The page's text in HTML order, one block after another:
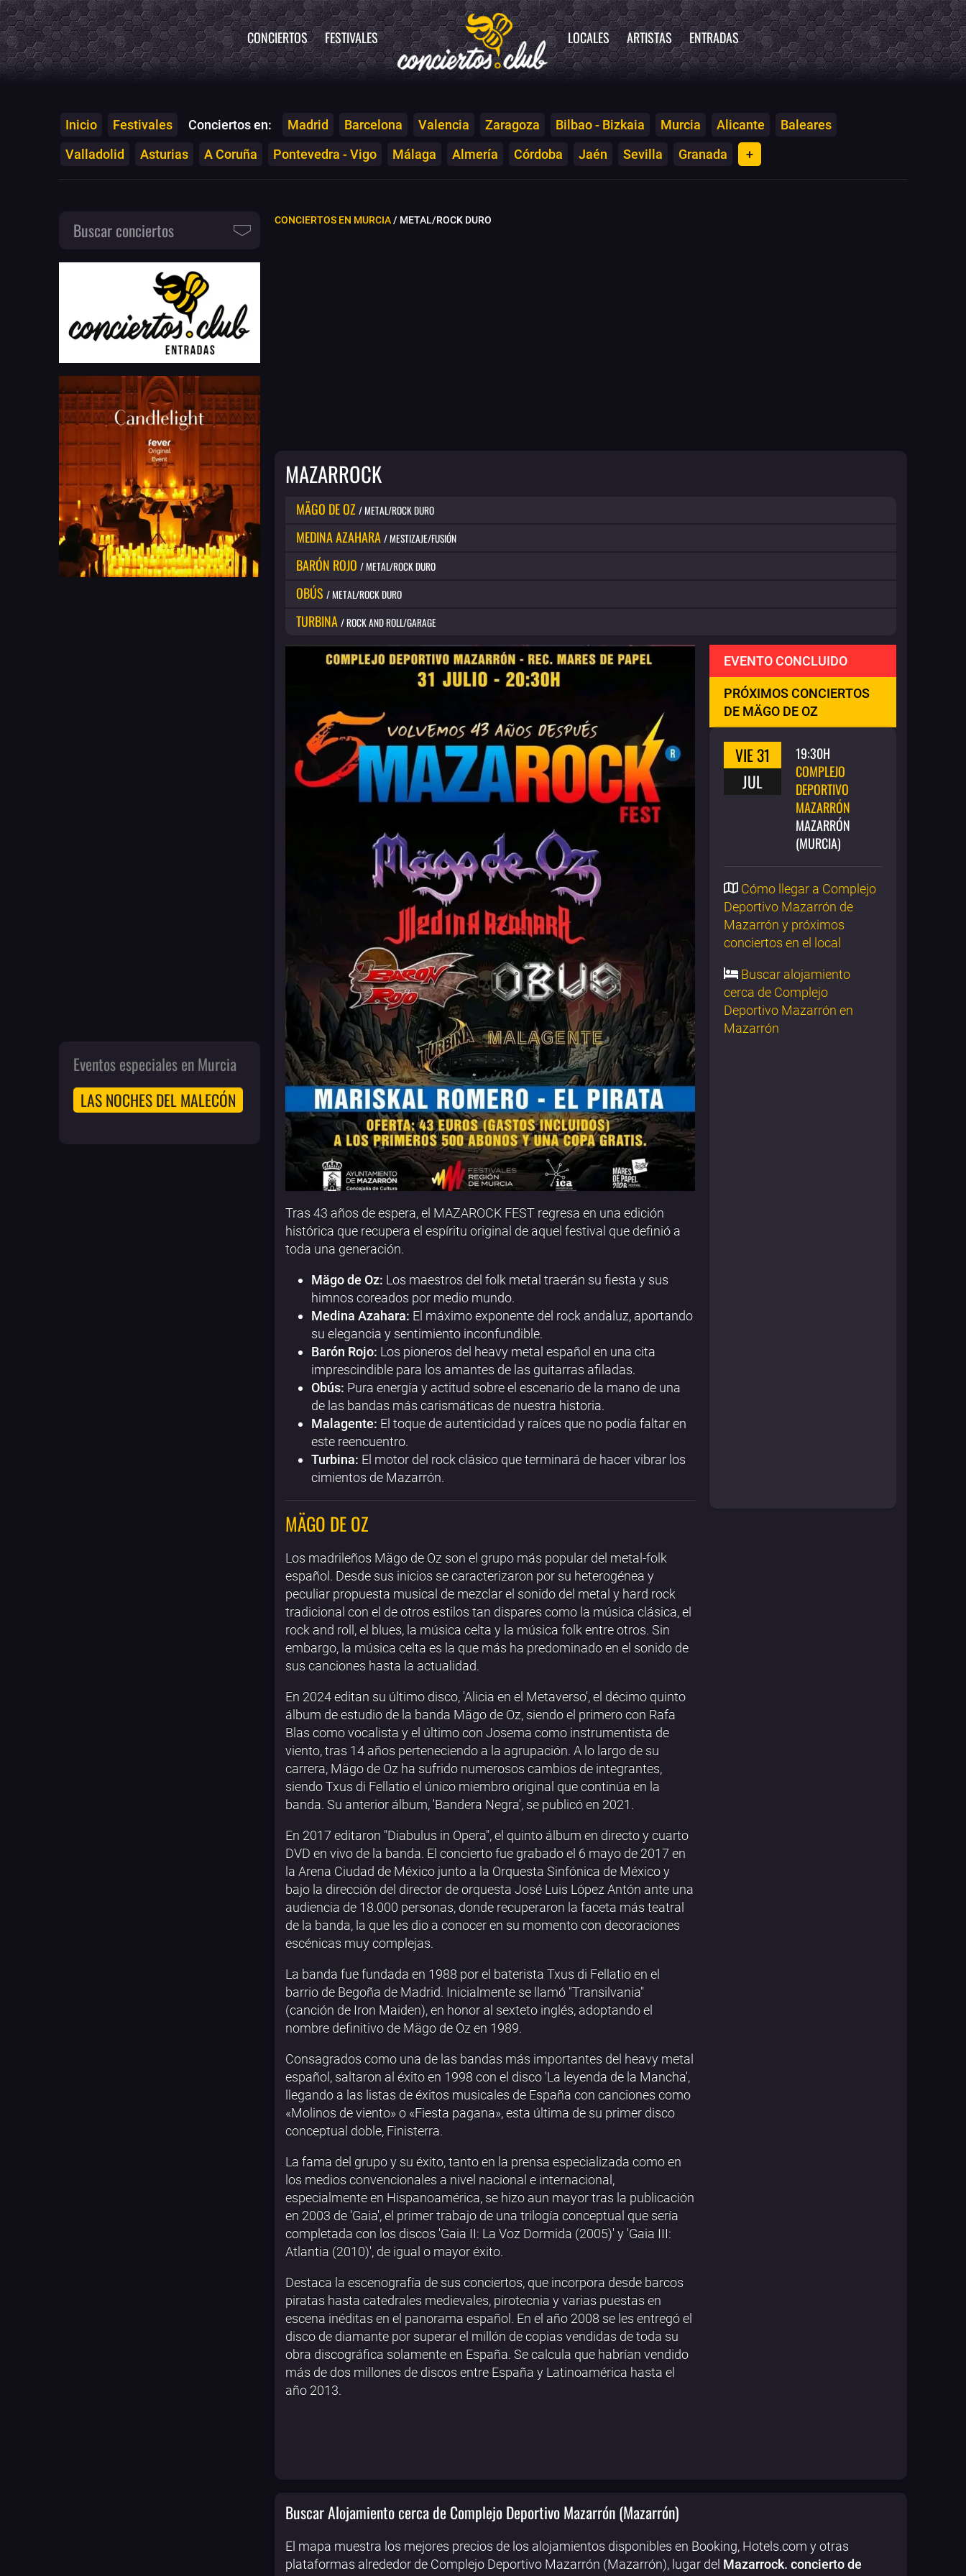
CONCIERTOS FESTIVALES LOCALES ARTISTAS ENTRADAS
Inicio Festivales Conciertos en: Madrid Barcelona Valencia Zaragoza Bilbao - Bizkaia Murcia Alicante
Baleares
Valladolid
Asturias A Coruña Pontevedra - Vigo Málaga Almería Córdoba Jaén Sevilla Granada +
CONCIERTOS EN MURCIA/ METAL/ROCK DURO
MAZARROCK
MÄGO DE OZ / METAL/ROCK DURO
MEDINA AZAHARA / MESTIZAJE/FUSIÓN
BARÓN ROJO / METAL/ROCK DURO
OBÚS / METAL/ROCK DURO
TURBINA / ROCK AND ROLL/GARAGE
EVENTO CONCLUIDO
PRÓXIMOS CONCIERTOS
DE MÄGO DE OZ
VIE 31
JUL
19:30H
COMPLEJO
DEPORTIVO
MAZARRÓN
MAZARRÓN
(MURCIA)
Cómo llegar a Complejo
Deportivo Mazarrón de
Mazarrón y próximos
conciertos en el local
Buscar alojamiento
cerca de Complejo
Deportivo Mazarrón en
Mazarrón
Tras 43 años de espera, el MAZAROCK FEST regresa en una edición
histórica que recupera el espíritu original de aquel festival que definió a
toda una generación.
Mägo de Oz: Los maestros del folk metal traerán su fiesta y sus
himnos coreados por medio mundo.
Medina Azahara: El máximo exponente del rock andaluz, aportando
su elegancia y sentimiento inconfundible.
Barón Rojo: Los pioneros del heavy metal español en una cita
imprescindible para los amantes de las guitarras afiladas.
Obús: Pura energía y actitud sobre el escenario de la mano de una
de las bandas más carismáticas de nuestra historia.
Malagente: El toque de autenticidad y raíces que no podía faltar en
este reencuentro.
Turbina: El motor del rock clásico que terminará de hacer vibrar los
cimientos de Mazarrón.
MÄGO DE OZ
Los madrileños Mägo de Oz son el grupo más popular del metal-folk
español. Desde sus inicios se caracterizaron por su heterogénea y
peculiar propuesta musical de mezclar el sonido del metal y hard rock
tradicional con el de otros estilos tan dispares como la música clásica, el
rock and roll, el blues, la música celta y la música folk entre otros. Sin
embargo, la música celta es la que más ha predominado en el sonido de
sus canciones hasta la actualidad.
En 2024 editan su último disco, 'Alicia en el Metaverso', el décimo quinto
álbum de estudio de la banda Mägo de Oz, siendo el primero con Rafa
Blas como vocalista y el último con Josema como instrumentista de
viento, tras 14 años perteneciendo a la agrupación. A lo largo de su
carrera, Mägo de Oz ha sufrido numerosos cambios de integrantes,
siendo Txus di Fellatio el único miembro original que continúa en la
banda. Su anterior álbum, 'Bandera Negra', se publicó en 2021.
En 2017 editaron "Diabulus in Opera", el quinto álbum en directo y cuarto
DVD en vivo de la banda. El concierto fue grabado el 6 mayo de 2017 en
la Arena Ciudad de México junto a la Orquesta Sinfónica de México y
bajo la dirección del director de orquesta José Luis López Antón ante una
audiencia de 18.000 personas, donde recuperaron la faceta más teatral
de la banda, la que les dio a conocer en su momento con decoraciones
escénicas muy complejas.
La banda fue fundada en 1988 por el baterista Txus di Fellatio en el
barrio de Begoña de Madrid. Inicialmente se llamó "Transilvania"
(canción de Iron Maiden), en honor al sexteto inglés, adoptando el
nombre definitivo de Mägo de Oz en 1989.
Consagrados como una de las bandas más importantes del heavy metal
español, saltaron al éxito en 1998 con el disco 'La leyenda de la Mancha',
llegando a las listas de éxitos musicales de España con canciones como
«Molinos de viento» o «Fiesta pagana», esta última de su primer disco
conceptual doble, Finisterra.
La fama del grupo y su éxito, tanto en la prensa especializada como en
los medios convencionales a nivel nacional e internacional,
especialmente en Hispanoamérica, se hizo aun mayor tras la publicación
en 2003 de 'Gaia', el primer trabajo de una trilogía conceptual que sería
completada con los discos 'Gaia II: La Voz Dormida (2005)' y 'Gaia III:
Atlantia (2010)', de igual o mayor éxito.
Destaca la escenografía de sus conciertos, que incorpora desde barcos
piratas hasta catedrales medievales, pirotecnia y varias puestas en
escena inéditas en el panorama español. En el año 2008 se les entregó el
disco de diamante por superar el millón de copias vendidas de toda su
obra discográfica solamente en España. Se calcula que habrían vendido
más de dos millones de discos entre España y Latinoamérica hasta el
año 2013.
Buscar Alojamiento cerca de Complejo Deportivo Mazarrón (Mazarrón)
El mapa muestra los mejores precios de los alojamientos disponibles en Booking, Hotels.com y otras
plataformas alrededor de Complejo Deportivo Mazarrón (Mazarrón), lugar del Mazarrock. concierto de
Buscar conciertos
Eventos especiales en Murcia
LAS NOCHES DEL MALECÓN